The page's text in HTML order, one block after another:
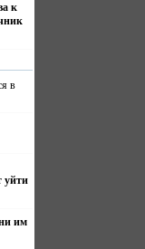
к
в
уйти
им